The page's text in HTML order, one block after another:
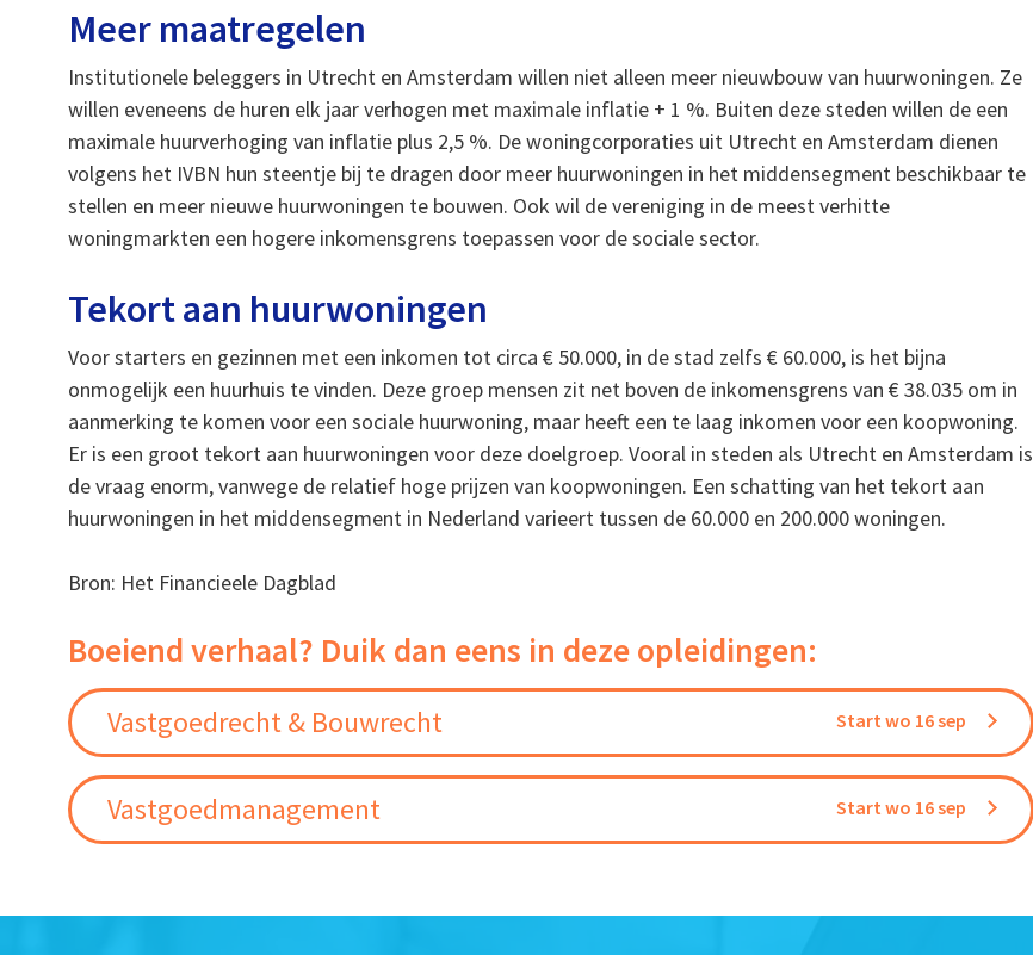
Meer maatregelen
Institutionele beleggers in Utrecht en Amsterdam willen niet alleen meer nieuwbouw van huurwoningen. Ze
willen eveneens de huren elk jaar verhogen met maximale inflatie + 1 %. Buiten deze steden willen de een
maximale huurverhoging van inflatie plus 2,5 %. De woningcorporaties uit Utrecht en Amsterdam dienen
volgens het IVBN hun steentje bij te dragen door meer huurwoningen in het middensegment beschikbaar te
stellen en meer nieuwe huurwoningen te bouwen. Ook wil de vereniging in de meest verhitte
woningmarkten een hogere inkomensgrens toepassen voor de sociale sector.
Tekort aan huurwoningen
Voor starters en gezinnen met een inkomen tot circa € 50.000, in de stad zelfs € 60.000, is het bijna
onmogelijk een huurhuis te vinden. Deze groep mensen zit net boven de inkomensgrens van € 38.035 om in
aanmerking te komen voor een sociale huurwoning, maar heeft een te laag inkomen voor een koopwoning.
Er is een groot tekort aan huurwoningen voor deze doelgroep. Vooral in steden als Utrecht en Amsterdam is
de vraag enorm, vanwege de relatief hoge prijzen van koopwoningen. Een schatting van het tekort aan
huurwoningen in het middensegment in Nederland varieert tussen de 60.000 en 200.000 woningen.
Bron: Het Financieele Dagblad
Boeiend verhaal? Duik dan eens in deze opleidingen:
Vastgoedrecht & Bouwrecht Start wo 16 sep
Vastgoedmanagement Start wo 16 sep